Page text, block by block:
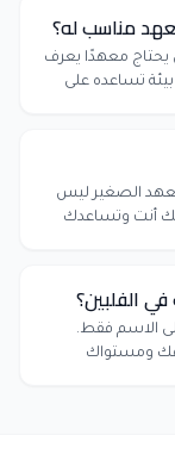
مناسب له؟
يحتاج معهدًا يعرف
تساعده على
الصغير ليس
أنت وتساعدك
الفلبين؟
الاسم فقط.
ومستواك